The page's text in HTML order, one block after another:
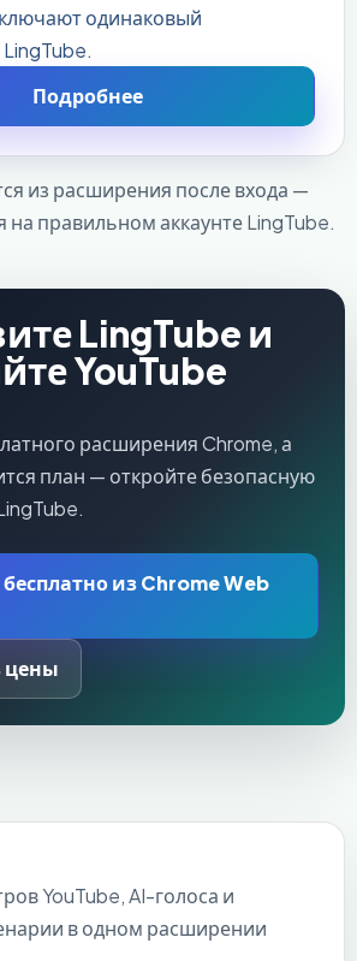
одинаковый
Подробнее
из расширения после входа —
на правильном аккаунте LingTube.
LingTube и
YouTube
расширения Chrome, а
план — откройте безопасную
из Chrome Web
цены
YouTube, AI-голоса и
в одном расширении